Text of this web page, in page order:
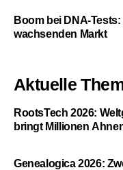
Boom bei DNA-
wachsenden Markt
Aktuelle
RootsTech 2026:
bringt Millionen
Genealogica 2026: